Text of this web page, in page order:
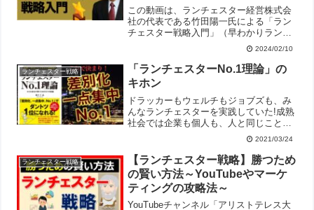
この動画は、ランチェスター経営株式会
社の代表である竹田陽一氏による「ラン
チェスター戦略入門」（早わかりランチ
ェスター）の解説講義動画です。従業員
100人以下（特に50人以下）の中小企業
が、大企業のマネをすることなく市場で
勝ち残り、高い利益を...
2024/02/10
ランチェスター戦略
「ランチェスターNo.1理論」の
キホン
ドラッカーもウェルチもジョブズも、み
んなランチェスターを実践していた!成熟
社会では企業も個人も、人と同じことを
やっていては生き残れない。ビジネスを
するうえで、どう違いを生み出し、強味
を身につけたらいいのか?そのための考え
方の枠組み、戦略立案...
2021/03/24
ランチェスター戦略
【ランチェスター戦略】勝つため
の賢い方法～YouTubeやマーケ
ティングの攻略法～
YouTubeチャンネル「アリストテレス大